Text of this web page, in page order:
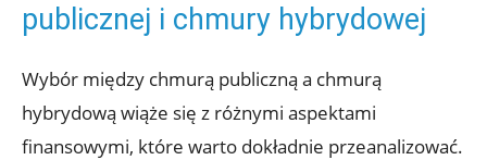
‌publicznej i chmury ⁣hybrydowej
Wybór między chmurą ​publiczną ⁤a ⁢chmurą
hybrydową wiąże się z różnymi aspektami⁣
finansowymi, które warto dokładnie przeanalizować.